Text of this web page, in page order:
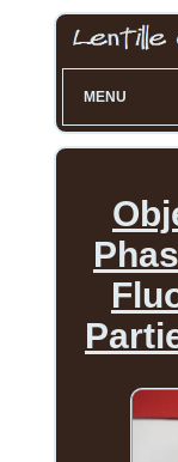
MENU